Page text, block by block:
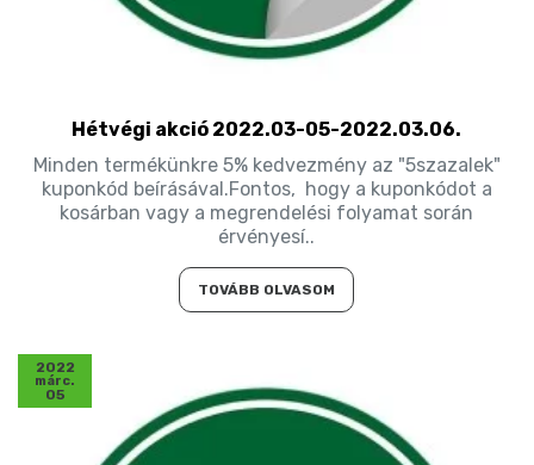
Hétvégi akció 2022.03-05-2022.03.06.
Minden termékünkre 5% kedvezmény az "5szazalek"
kuponkód beírásával.Fontos, hogy a kuponkódot a
kosárban vagy a megrendelési folyamat során
érvényesí..
TOVÁBB OLVASOM
2022
márc.
05